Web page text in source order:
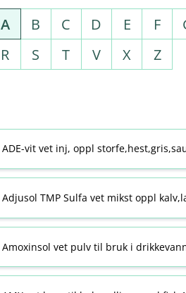
A B C D E F
R
S T V X Z
ADE-vit vet inj, oppl
Adjusol TMP Sulfa vet mikst oppl
Amoxinsol vet pulv til bruk i